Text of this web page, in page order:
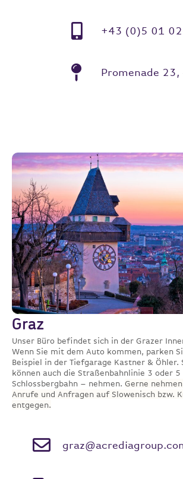
+43 (0)5 01
Promenade
Graz
Unser Büro befindet sich in der Grazer
Wenn Sie mit dem Auto kommen, parken
Beispiel in der Tiefgarage Kastner & Öhler.
können auch die Straßenbahnlinie 3 oder
Schlossbergbahn – nehmen. Gerne
Anrufe und Anfragen auf Slowenisch bzw.
entgegen.